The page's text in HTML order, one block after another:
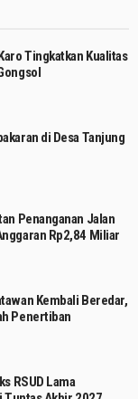
Tingkatkan Kualitas
di Desa Tanjung
Penanganan Jalan
Rp2,84 Miliar
Kembali Beredar,
Penertiban
RSUD Lama